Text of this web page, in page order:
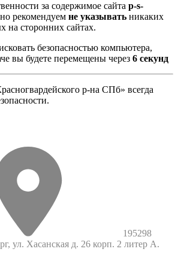
за содержимое сайта p-s-
рекомендуем не указывать никаких
на сторонних сайтах.
безопасностью компьютера,
вы будете перемещены через 5 секунд
р-на СПб» всегда
195298
ул. Хасанская д. 26 корп. 2 литер А.